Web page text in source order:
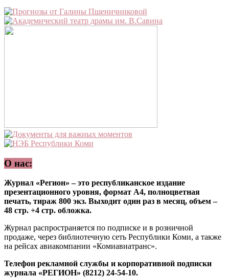
О нас:
Журнал «Регион» – это республиканское издание
презентационного уровня, формат А4, полноцветная
печать, тираж 800 экз. Выходит один раз в месяц, объем –
48 стр. +4 стр. обложка.
Журнал распространяется по подписке и в розничной
продаже, через библиотечную сеть Республики Коми, а также
на рейсах авиакомпании «Комиавиатранс».
Телефон рекламной службы и корпоративной подписки
журнала «РЕГИОН» (8212) 24-54-10.